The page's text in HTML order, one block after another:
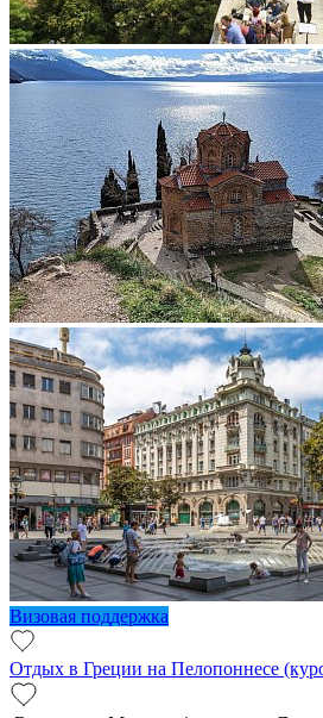
Визовая поддержка
Отдых в Греции на Пелопоннесе